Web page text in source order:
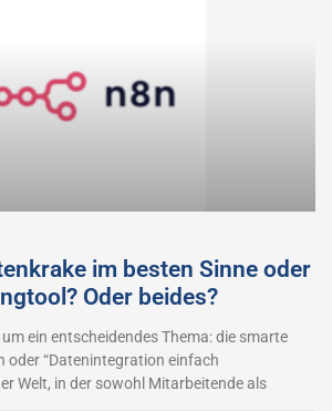
im besten Sinne oder
Oder beides?
ein entscheidendes Thema: die smarte
oder “Datenintegration einfach
Welt, in der sowohl Mitarbeitende als